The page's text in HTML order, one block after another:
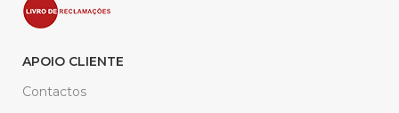
APOIO CLIENTE
Contactos